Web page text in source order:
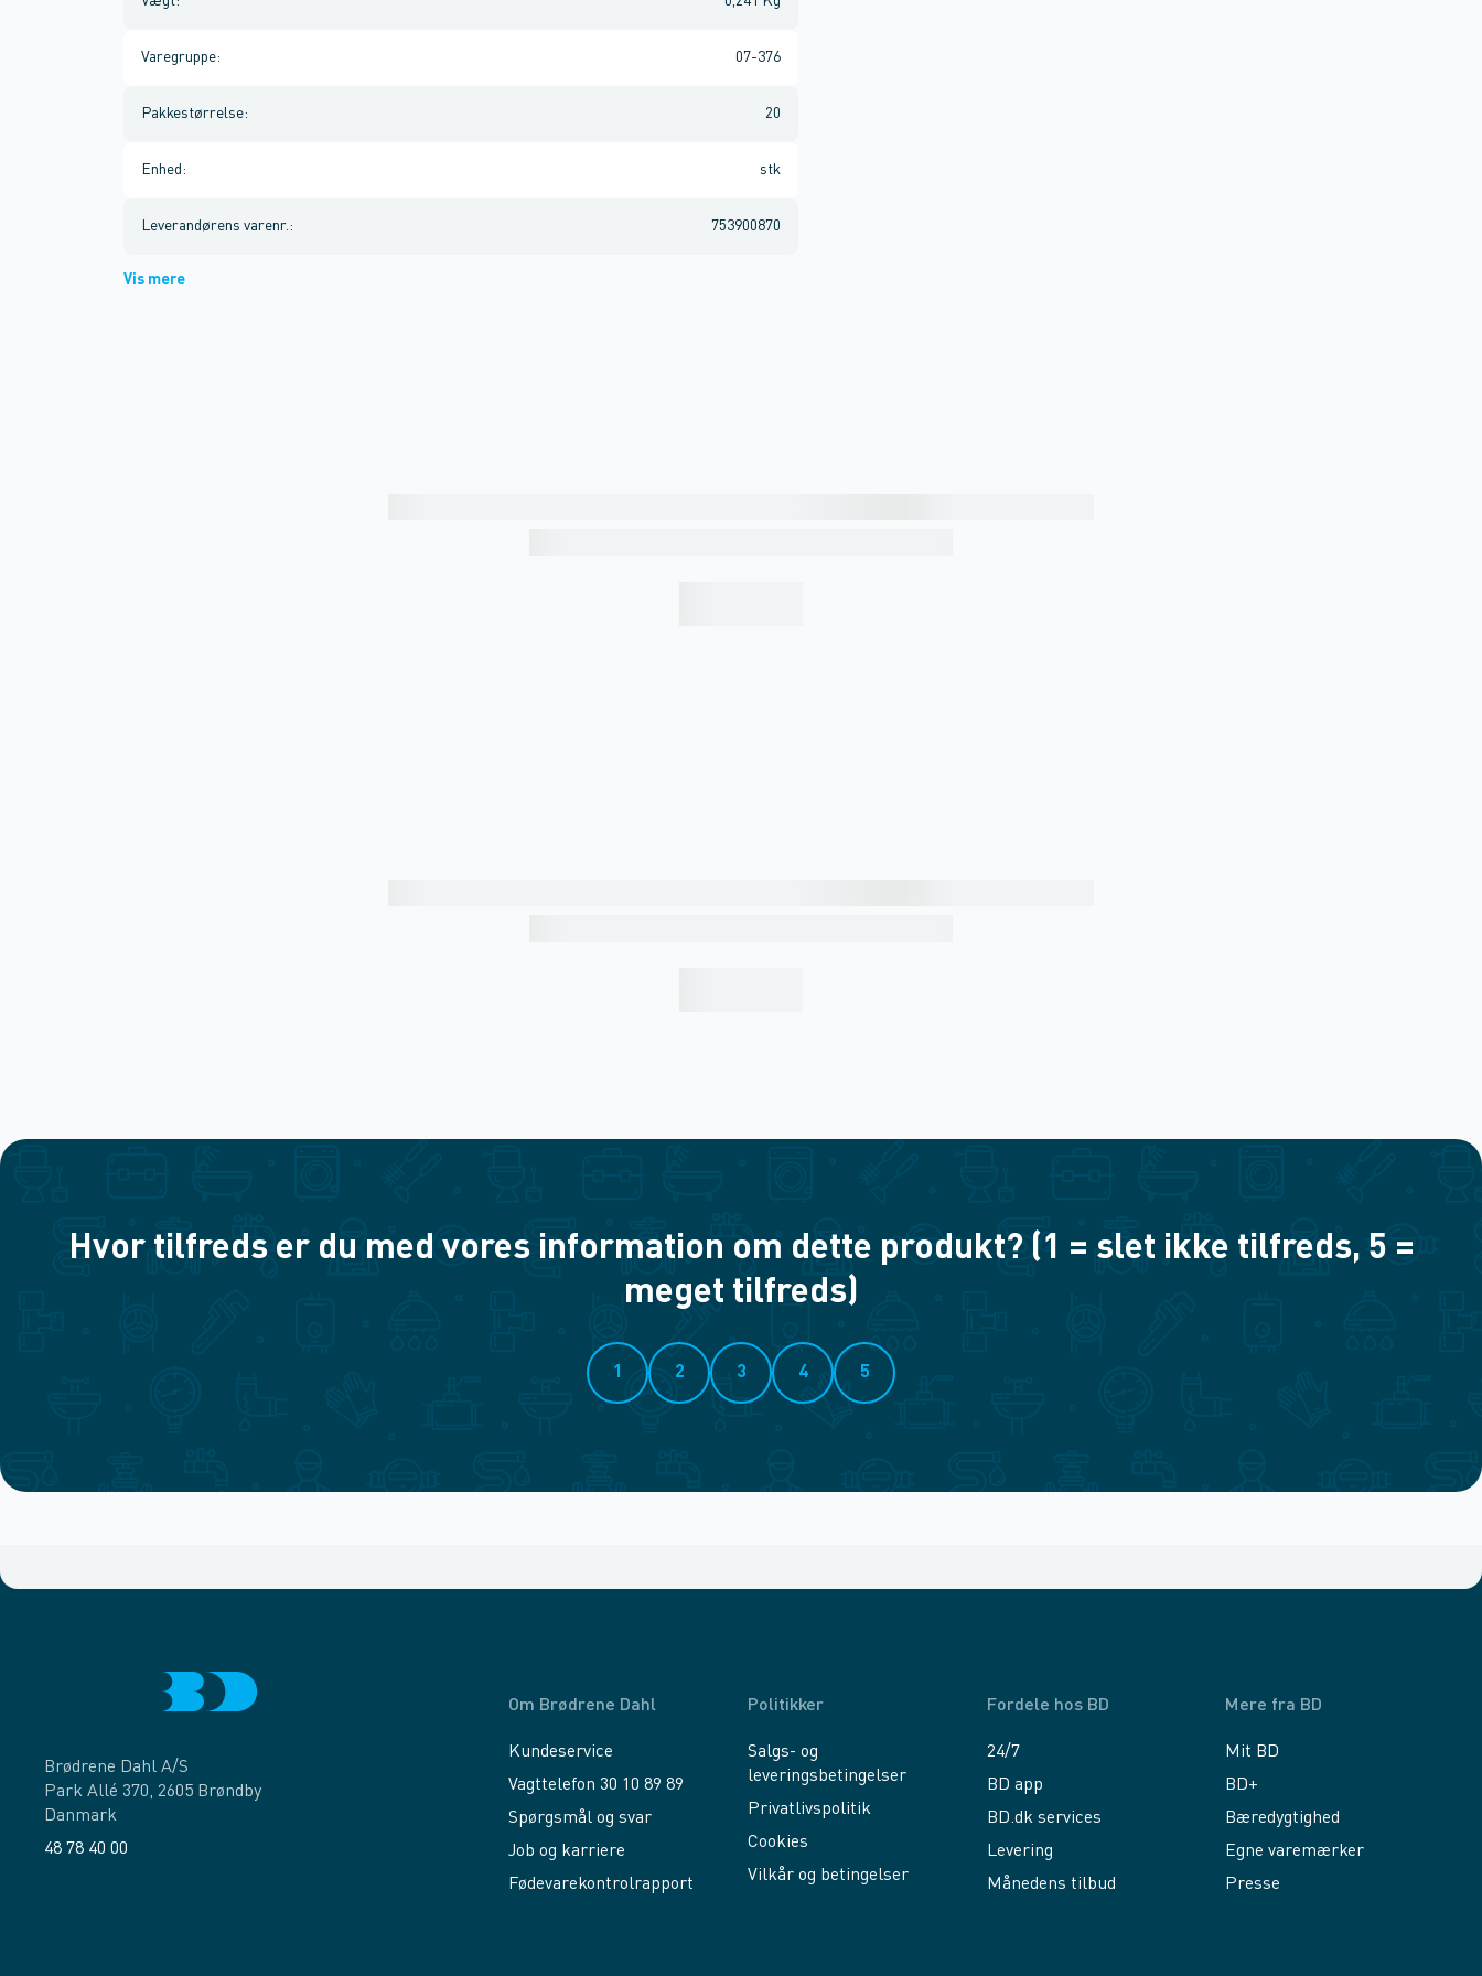
Varegruppe: 07-376
Pakkestørrelse: 20
Enhed : stk
Leverandørens varenr. : 753900870
Vis mere
Hvor tilfreds er du med vores information om dette produkt? (1 = slet ikke tilfreds, 5 =
meget tilfreds)
1 2 3 4 5
Brødrene Dahl A/S
Park Allé 370, 2605 Brøndby
Danmark
48 78 40 00
Om Brødrene Dahl
Kundeservice
Vagttelefon 30 10 89 89
Spørgsmål og svar
Job og karriere
Fødevarekontrolrapport
Politikker
Salgs- og
leveringsbetingelser
Privatlivspolitik
Cookies
Vilkår og betingelser
Fordele hos BD
24/7
BD app
BD.dk services
Levering
Månedens tilbud
Mere fra BD
Mit BD
BD+
Bæredygtighed
Egne varemærker
Presse